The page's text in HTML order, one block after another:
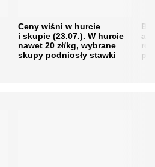
Ceny wiśni w hurcie
i skupie (23.07.). W hurcie
nawet 20 zł/kg, wybrane
skupy podniosły stawki